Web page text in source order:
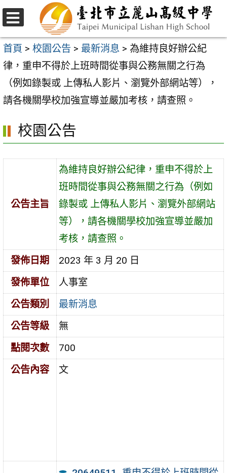
跳
至
主
要
容
選
單
首頁 > 校園公告 > 最新消息 > 為維持良好辦公紀
律，重申不得於上班時間從事與公務無關之行為
（例如錄製或 上傳私人影片、瀏覽外部網站等），
請各機關學校加強宣導並嚴加考核，請查照。
校園公告
公告主旨
為維持良好辦公紀律，重申不得於上
班時間從事與公務無關之行為（例如
錄製或 上傳私人影片、瀏覽外部網站
等），請各機關學校加強宣導並嚴加
考核，請查照。
發佈日期
2023 年 3 月 20 日
發佈單位
人事室
公告類別
最新消息
公告等級
無
點閱次數
700
公告內容
文